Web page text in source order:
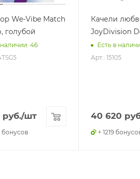
We-Vibe Match
голубой
46
руб./шт
бонусов
Качели
JoyDivision
Есть в
Арт.: 15105
40 620
+ 1219